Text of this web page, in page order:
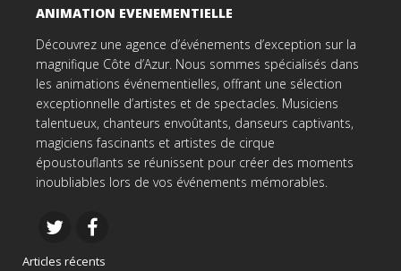
ANIMATION EVENEMENTIELLE
Découvrez une agence d’événements d’exception sur la
magnifique Côte d’Azur. Nous sommes spécialisés dans
les animations événementielles, offrant une sélection
exceptionnelle d’artistes et de spectacles. Musiciens
talentueux, chanteurs envoûtants, danseurs captivants,
magiciens fascinants et artistes de cirque
époustouflants se réunissent pour créer des moments
inoubliables lors de vos événements mémorables.
Articles récents